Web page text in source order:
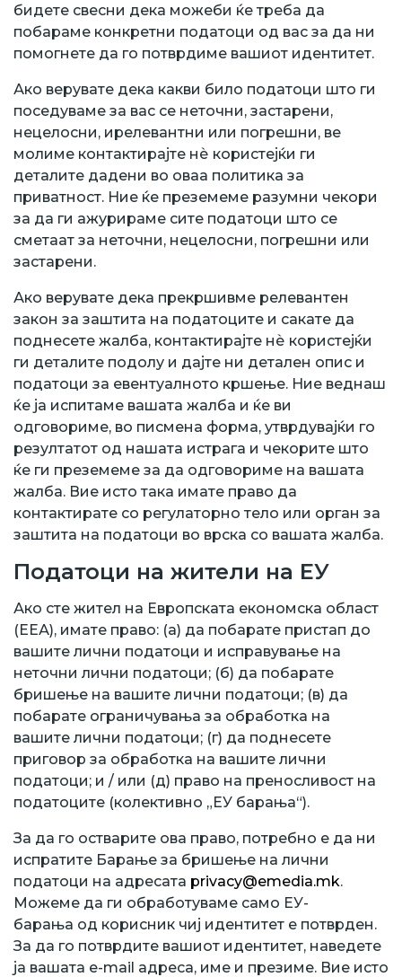
бидете свесни дека можеби ќе треба да
побараме конкретни податоци од вас за да ни
помогнете да го потврдиме вашиот идентитет.
Ако верувате дека какви било податоци што ги
поседуваме за вас се неточни, застарени,
нецелосни, ирелевантни или погрешни, ве
молиме контактирајте нѐ користејќи ги
деталите дадени во оваа политика за
приватност. Ние ќе преземеме разумни чекори
за да ги ажурираме сите податоци што се
сметаат за неточни, нецелосни, погрешни или
застарени.
Ако верувате дека прекршивме релевантен
закон за заштита на податоците и сакате да
поднесете жалба, контактирајте нѐ користејќи
ги деталите подолу и дајте ни детален опис и
податоци за евентуалното кршење. Ние веднаш
ќе ја испитаме вашата жалба и ќе ви
одговориме, во писмена форма, утврдувајќи го
резултатот од нашата истрага и чекорите што
ќе ги преземеме за да одговориме на вашата
жалба. Вие исто така имате право да
контактирате со регулаторно тело или орган за
заштита на податоци во врска со вашата жалба.
Податоци на жители на ЕУ
Ако сте жител на Европската економска област
(ЕЕА), имате право: (а) да побарате пристап до
вашите лични податоци и исправување на
неточни лични податоци; (б) да побарате
бришење на вашите лични податоци; (в) да
побарате ограничувања за обработка на
вашите лични податоци; (г) да поднесете
приговор за обработка на вашите лични
податоци; и / или (д) право на преносливост на
податоците (колективно „ЕУ барања“).
За да го остварите ова право, потребно е да ни
испратите Барање за бришење на лични
податоци на адресата privacy@emedia.mk.
Можеме да ги обработуваме само ЕУ-
барања од корисник чиј идентитет е потврден.
За да го потврдите вашиот идентитет, наведете
ја вашата e-mail адреса, име и презиме. Вие исто